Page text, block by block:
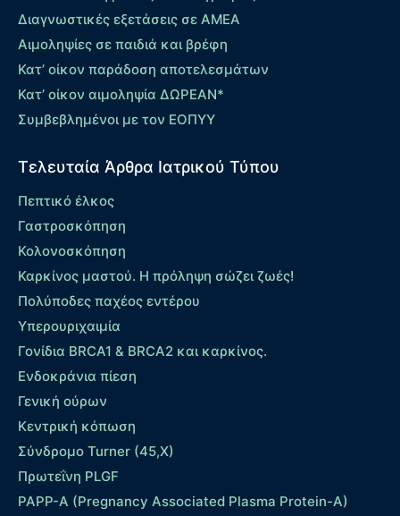
Διαγνωστικές εξετάσεις σε ΑΜΕΑ
Αιμοληψίες σε παιδιά και βρέφη
Κατ’ οίκον παράδοση αποτελεσμάτων
Κατ’ οίκον αιμοληψία ΔΩΡΕΑΝ*
Συμβεβλημένοι με τον ΕΟΠΥΥ
Τελευταία Άρθρα Ιατρικού Τύπου
Πεπτικό έλκος
Γαστροσκόπηση
Κολονοσκόπηση
Καρκίνος μαστού. Η πρόληψη σώζει ζωές!
Πολύποδες παχέος εντέρου
Yπερουριχαιμία
Γονίδια BRCA1 & BRCA2 και καρκίνος.
Ενδοκράνια πίεση
Γενική ούρων
Κεντρική κόπωση
Σύνδρομο Turner (45,X)
Πρωτεΐνη PLGF
PAPP-A (Pregnancy Associated Plasma Protein-A)